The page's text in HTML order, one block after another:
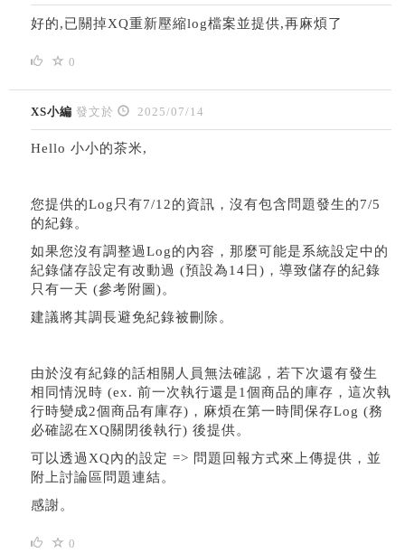
好的,已關掉XQ重新壓縮log檔案並提供,再麻煩了
0
XS小編 發文於 2025/07/14
Hello 小小的茶米,
您提供的Log只有7/12的資訊，沒有包含問題發生的7/5
的紀錄。
如果您沒有調整過Log的內容，那麼可能是系統設定中的
紀錄儲存設定有改動過 (預設為14日)，導致儲存的紀錄
只有一天 (參考附圖)。
建議將其調長避免紀錄被刪除。
由於沒有紀錄的話相關人員無法確認，若下次還有發生
相同情況時 (ex. 前一次執行還是1個商品的庫存，這次執
行時變成2個商品有庫存)，麻煩在第一時間保存Log (務
必確認在XQ關閉後執行) 後提供。
可以透過XQ內的設定 => 問題回報方式來上傳提供，並
附上討論區問題連結。
感謝。
0